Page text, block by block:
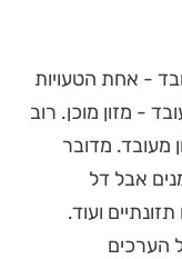
- אחת הטעויות
- מזון מוכן. רוב
מעובד. מדובר
אבל דל
ועוד.
הערכים